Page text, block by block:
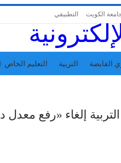
الكويت التطبيقي
القابضة التربية التعليم الخاص
إلغاء «رفع معدل